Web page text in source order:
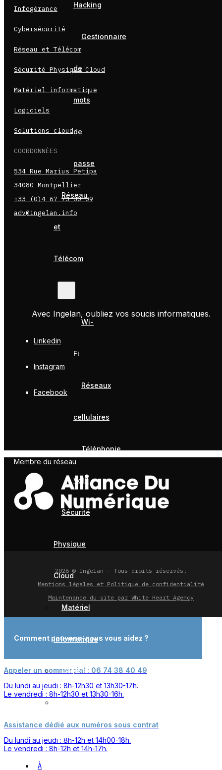
Hacking
Gestionnaire
de
mots
de
passe
Réseau
et
Télécom
Wi-
Fi
Réseaux
cellulaires
Téléphonie
VoIP
Sécurité
Physique
Cloud
Matériel
informatique
Logiciels
À
Infogérance
Cybersécurité
Réseau et Télécom
Sécurité Physique Cloud
Matériel informatique
Logiciels
Solutions cloud
COORDONNÉES
534 Rue Marius Petipa
34080 Montpellier
+33 (0)4 67 75 80 09
adv@ingelan.info
Avec Ingelan, oubliez vos soucis informatiques.
Linkedin
Instagram
Facebook
Membre du réseau
2026 © Ingelan – Tous droits réservés.
Mentions légales et Politique de confidentialité
Maintenance du site par White Heart Agency
Comment pouvons-nous vous aidez ?
Appeler un commercial : 06 74 38 40 49
Du lundi au jeudi : 8h-12h30 et 13h30-17h.
Le vendredi : 8h-12h30 et 13h30-16h.
Assistance dédié aux numéros sous contrat
Du lundi au jeudi : 8h-12h et 14h00-18h.
Le vendredi : 8h-12h et 14h-17h.